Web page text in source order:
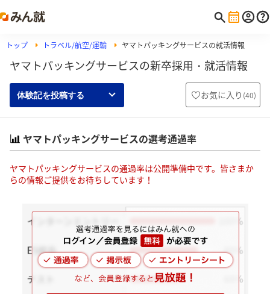
トップ トラベル/航空/運輸 ヤマトパッキングサービスの就活情報
ヤマトパッキングサービスの新卒採用・就活情報
体験記を投稿する お気に入り (40)
ヤマトパッキングサービスの選考通過率
ヤマトパッキングサービスの通過率は公開準備中です。皆さまか
らの情報ご提供をお待ちしています！